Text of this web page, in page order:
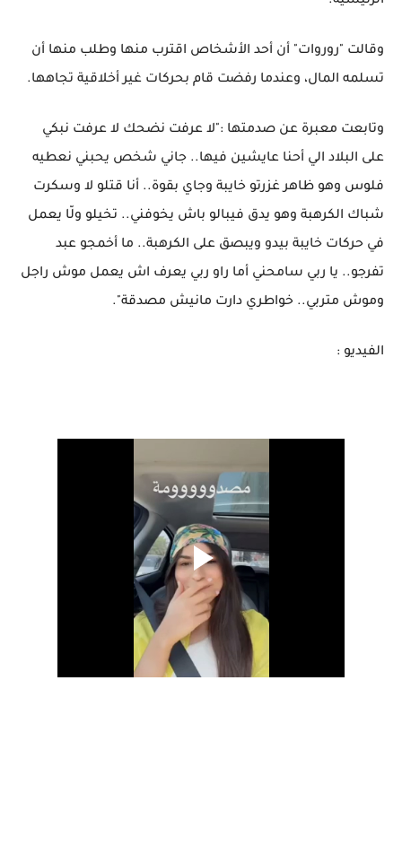
وقالت "روروات" أن أحد الأشخاص اقترب منها وطلب منها أن
تسلمه المال، وعندما رفضت قام بحركات غير أخلاقية تجاهها.
وتابعت معبرة عن صدمتها :"لا عرفت نضحك لا عرفت نبكي
على البلاد الي أحنا عايشين فيها.. جاني شخص يحبني نعطيه
فلوس وهو ظاهر غزرتو خايبة وجاي بقوة.. أنا قتلو لا وسكرت
شباك الكرهبة وهو يدق فيبالو باش يخوفني.. تخيلو ولّا يعمل
في حركات خايبة بيدو ويبصق على الكرهبة.. ما أخمجو عبد
تفرجو.. يا ربي سامحني أما راو ربي يعرف اش يعمل موش راجل
وموش متربي.. خواطري دارت مانيش مصدقة".
الفيديو :